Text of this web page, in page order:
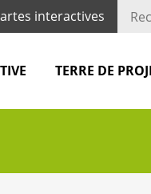
Votre
interactives
TERRE DE